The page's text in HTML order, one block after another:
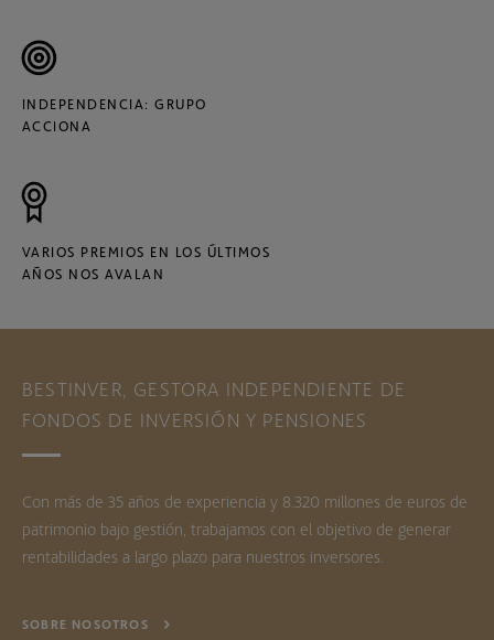
INDEPENDENCIA: GRUPO
ACCIONA
VARIOS PREMIOS EN LOS ÚLTIMOS
AÑOS NOS AVALAN
BESTINVER, GESTORA INDEPENDIENTE DE
FONDOS DE INVERSIÓN Y PENSIONES
Con más de 35 años de experiencia y 8.320 millones de euros de
patrimonio bajo gestión, trabajamos con el objetivo de generar
rentabilidades a largo plazo para nuestros inversores.
SOBRE NOSOTROS